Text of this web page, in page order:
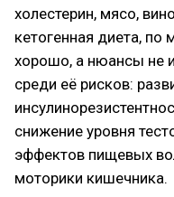
холестерин, мясо,
кетогенная диета, по
хорошо, а нюансы не
среди её рисков:
снижение уровня
эффектов пищевых
моторики кишечника.